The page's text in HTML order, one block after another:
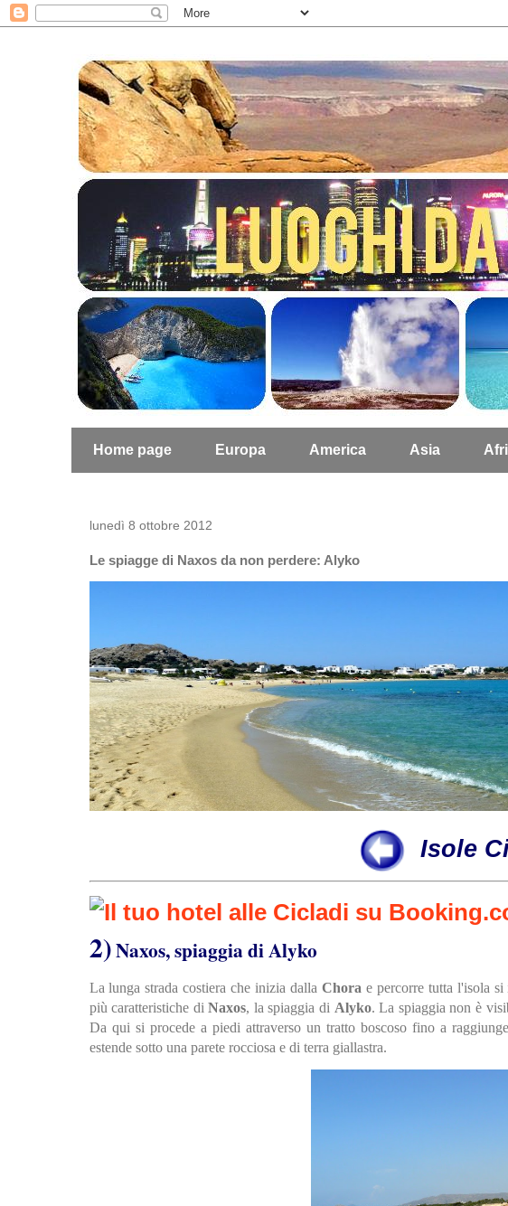
Home page Europa America Asia
lunedì 8 ottobre 2012
Le spiagge di Naxos da non perdere: Alyko
Isole
2)Naxos, spiaggia di Alyko
La lunga strada costiera che inizia dalla Chora e percorre tutta l'isola
più caratteristiche diNaxos, la spiaggia di Alyko. La spiaggia non è
Da qui si procede a piedi attraverso un tratto boscoso fino a
estende sotto una parete rocciosa e di terra giallastra.